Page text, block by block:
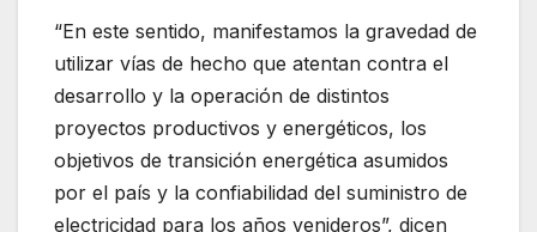
“En este sentido, manifestamos la gravedad de
utilizar vías de hecho que atentan contra el
desarrollo y la operación de distintos
proyectos productivos y energéticos, los
objetivos de transición energética asumidos
por el país y la confiabilidad del suministro de
electricidad para los años venideros”, dicen